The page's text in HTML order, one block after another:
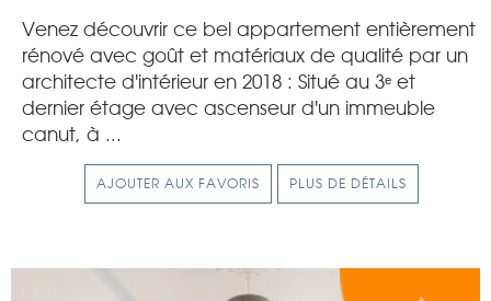
Venez découvrir ce bel appartement entièrement
rénové avec goût et matériaux de qualité par un
architecte d'intérieur en 2018 : Situé au 3ᵉ et
dernier étage avec ascenseur d'un immeuble
canut, à ...
AJOUTER AUX FAVORIS PLUS DE DÉTAILS